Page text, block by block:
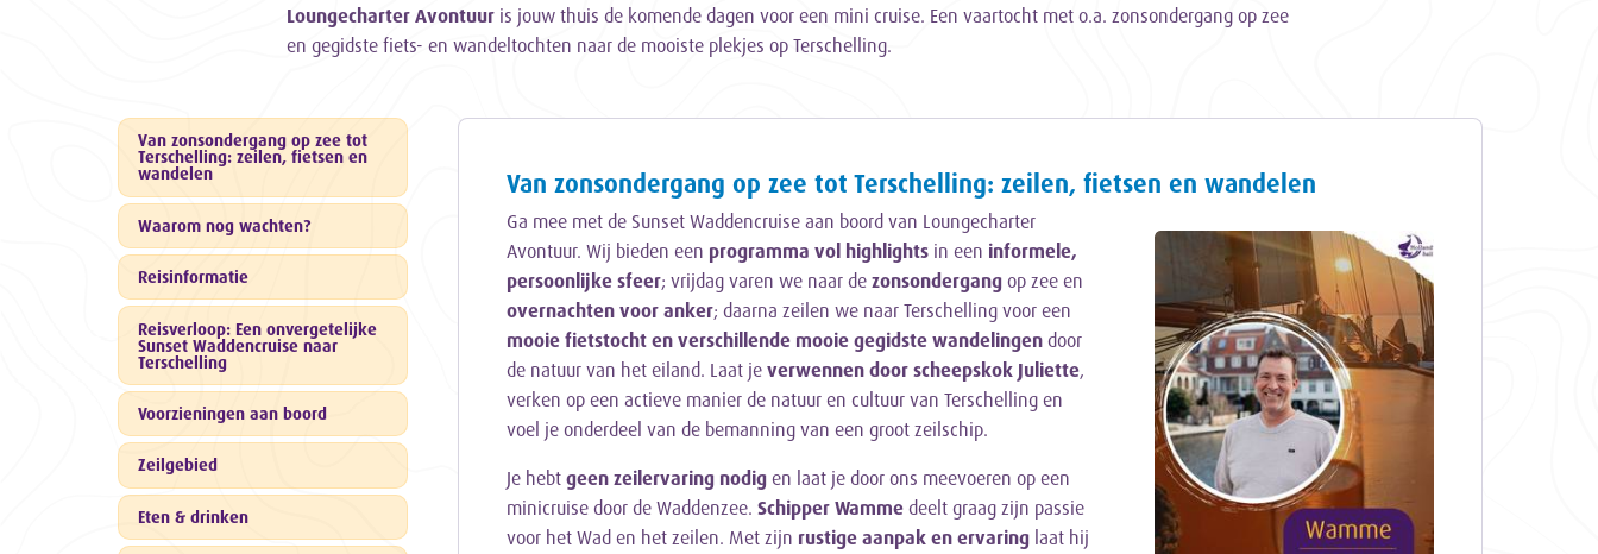
Loungecharter Avontuuris jouw thuis de komende dagen voor een mini cruise. Een vaartocht met o.a. zonsondergang op zee
en gegidste fiets- en wandeltochten naar de mooiste plekjes op Terschelling.
Van zonsondergang op zee tot
Terschelling: zeilen, fietsen en
wandelen
Waarom nog wachten?
Reisinformatie
Reisverloop: Een onvergetelijke
Sunset Waddencruise naar
Terschelling
Voorzieningen aan boord
Zeilgebied
Eten & drinken
Van zonsondergang op zee tot Terschelling: zeilen, fietsen en wandelen
Ga mee met de Sunset Waddencruise aan boord van Loungecharter
Avontuur. Wij bieden een programma vol highlightsin een informele,
persoonlijke sfeer; vrijdag varen we naar de zonsondergang op zee en
overnachten voor anker; daarna zeilen we naar Terschelling voor een
mooie fietstocht en verschillende mooie gegidste wandelingen door
de natuur van het eiland. Laat je verwennen door scheepskok Juliette,
verken op een actieve manier de natuur en cultuur van Terschelling en
voel je onderdeel van de bemanning van een groot zeilschip.
Je hebt geen zeilervaring nodig en laat je door ons meevoeren op een
minicruise door de Waddenzee. Schipper Wamme deelt graag zijn passie
voor het Wad en het zeilen. Met zijn rustige aanpak en ervaring laat hij